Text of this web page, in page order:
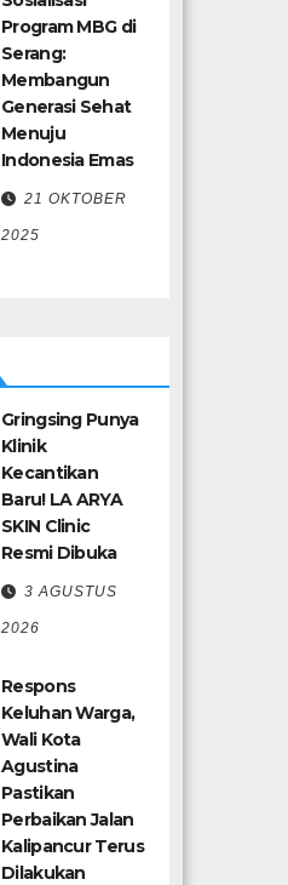
Program MBG di
Serang:
Membangun
Generasi Sehat
Menuju
Indonesia Emas
21 OKTOBER
2025
Gringsing Punya
Klinik
Kecantikan
Baru! LA ARYA
SKIN Clinic
Resmi Dibuka
3 AGUSTUS
2026
Respons
Keluhan Warga,
Wali Kota
Agustina
Pastikan
Perbaikan Jalan
Kalipancur Terus
Dilakukan